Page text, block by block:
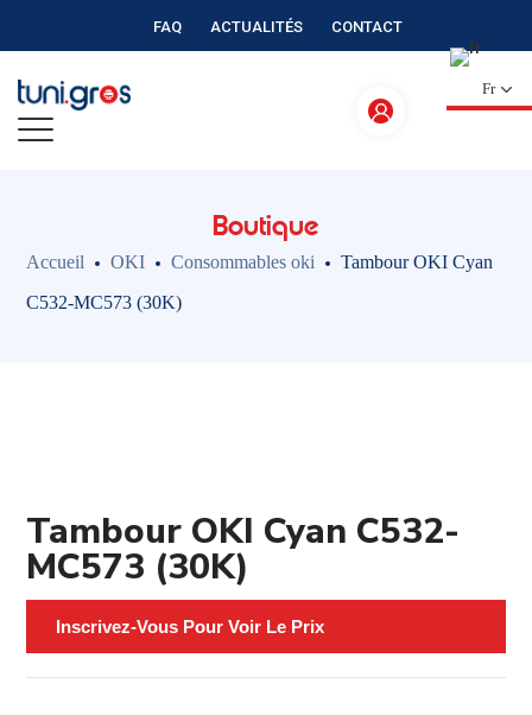
FAQ ACTUALITÉS CONTACT
Fr
Boutique
Accueil OKI Consommables oki
Tambour OKI Cyan
C532-MC573 (30K)
Tambour OKI Cyan C532-
MC573 (30K)
Inscrivez-Vous Pour Voir Le Prix